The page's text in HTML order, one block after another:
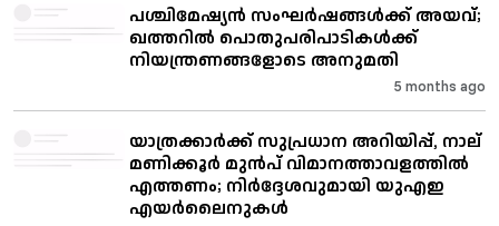
പശ്ചിമേഷ്യൻ സംഘർഷങ്ങൾക്ക് അയവ്;
ഖത്തറിൽ പൊതുപരിപാടികൾക്ക്
നിയന്ത്രണങ്ങളോടെ അനുമതി
5 months ago
യാത്രക്കാർക്ക് സുപ്രധാന അറിയിപ്പ്, നാല്
മണിക്കൂർ മുൻപ് വിമാനത്താവളത്തിൽ
എത്തണം; നിർദ്ദേശവുമായി യുഎഇ
എയർലൈനുകൾ